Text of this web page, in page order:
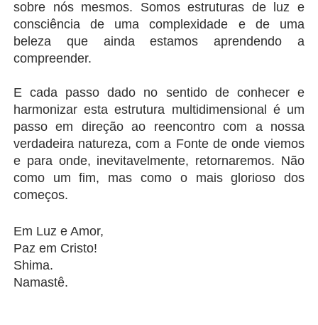
sobre nós mesmos. Somos estruturas de luz e
consciência de uma complexidade e de uma
beleza que ainda estamos aprendendo a
compreender.
E cada passo dado no sentido de conhecer e
harmonizar esta estrutura multidimensional é um
passo em direção ao reencontro com a nossa
verdadeira natureza, com a Fonte de onde viemos
e para onde, inevitavelmente, retornaremos. Não
como um fim, mas como o mais glorioso dos
começos.
Em Luz e Amor,
Paz em Cristo!
Shima.
Namastê.